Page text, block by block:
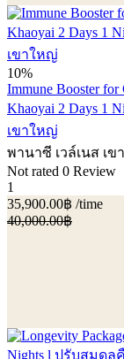
10%
Immune Booster for
Khaoyai 2 Days 1
เขาใหญ่
พานาซี เวล์เนส เข
Not rated 0 Review
1
35,900.00฿ /time
40,000.00฿